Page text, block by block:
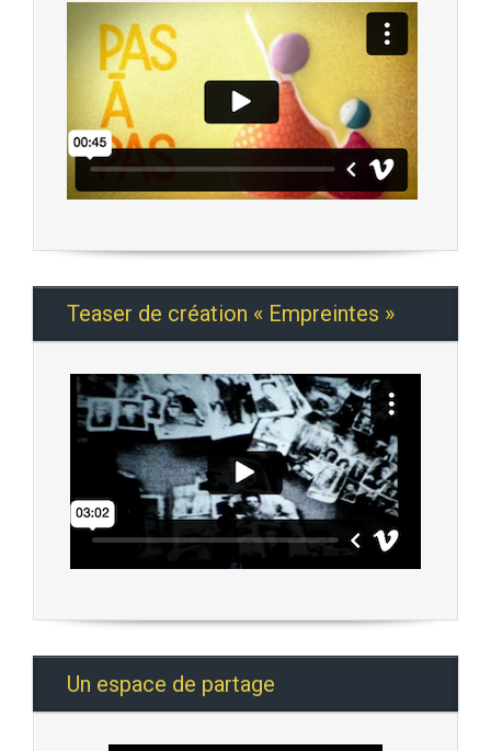
Teaser de création « Empreintes »
Un espace de partage